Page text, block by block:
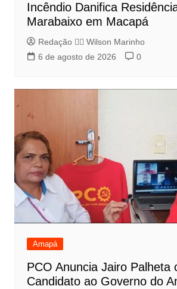
Incêndio Danifica
Marabaixo em Macapá
Redação 👨‍⚖️​ Wilson Marinho
6 de agosto de 2026
0
Amapá
PCO Anuncia Jairo Palheta
Candidato ao Governo do